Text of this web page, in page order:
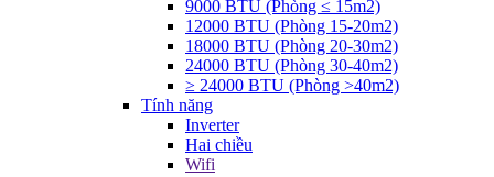
9000 BTU (Phòng ≤ 15m2)
12000 BTU (Phòng 15-20m2)
18000 BTU (Phòng 20-30m2)
24000 BTU (Phòng 30-40m2)
≥ 24000 BTU (Phòng >40m2)
Tính năng
Inverter
Hai chiều
Wifi